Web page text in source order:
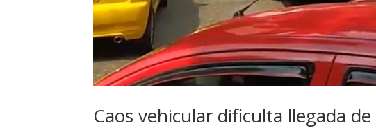
Caos vehicular dificulta llegada